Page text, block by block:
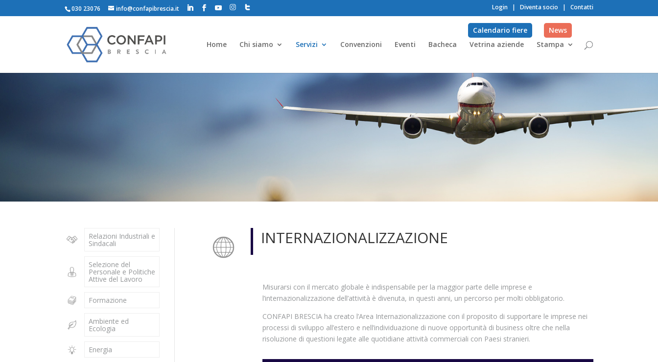
030 23076 info@confapibrescia.it Login | Diventa socio | Contatti
Home Chi siamo Servizi Convenzioni Eventi Bacheca Vetrina aziende Stampa
Calendario fiere News
Relazioni Industriali e
Sindacali
Selezione del
Personale e Politiche
Attive del Lavoro
Formazione
Ambiente ed
Ecologia
Energia
INTERNAZIONALIZZAZIONE
Misurarsi con il mercato globale è indispensabile per la maggior parte delle imprese e
l’internazionalizzazione dell’attività è divenuta, in questi anni, un percorso per molti obbligatorio.
CONFAPI BRESCIA ha creato l’Area Internazionalizzazione con il proposito di supportare le imprese nei
processi di sviluppo all’estero e nell’individuazione di nuove opportunità di business oltre che nella
risoluzione di questioni legate alle quotidiane attività commerciali con Paesi stranieri.